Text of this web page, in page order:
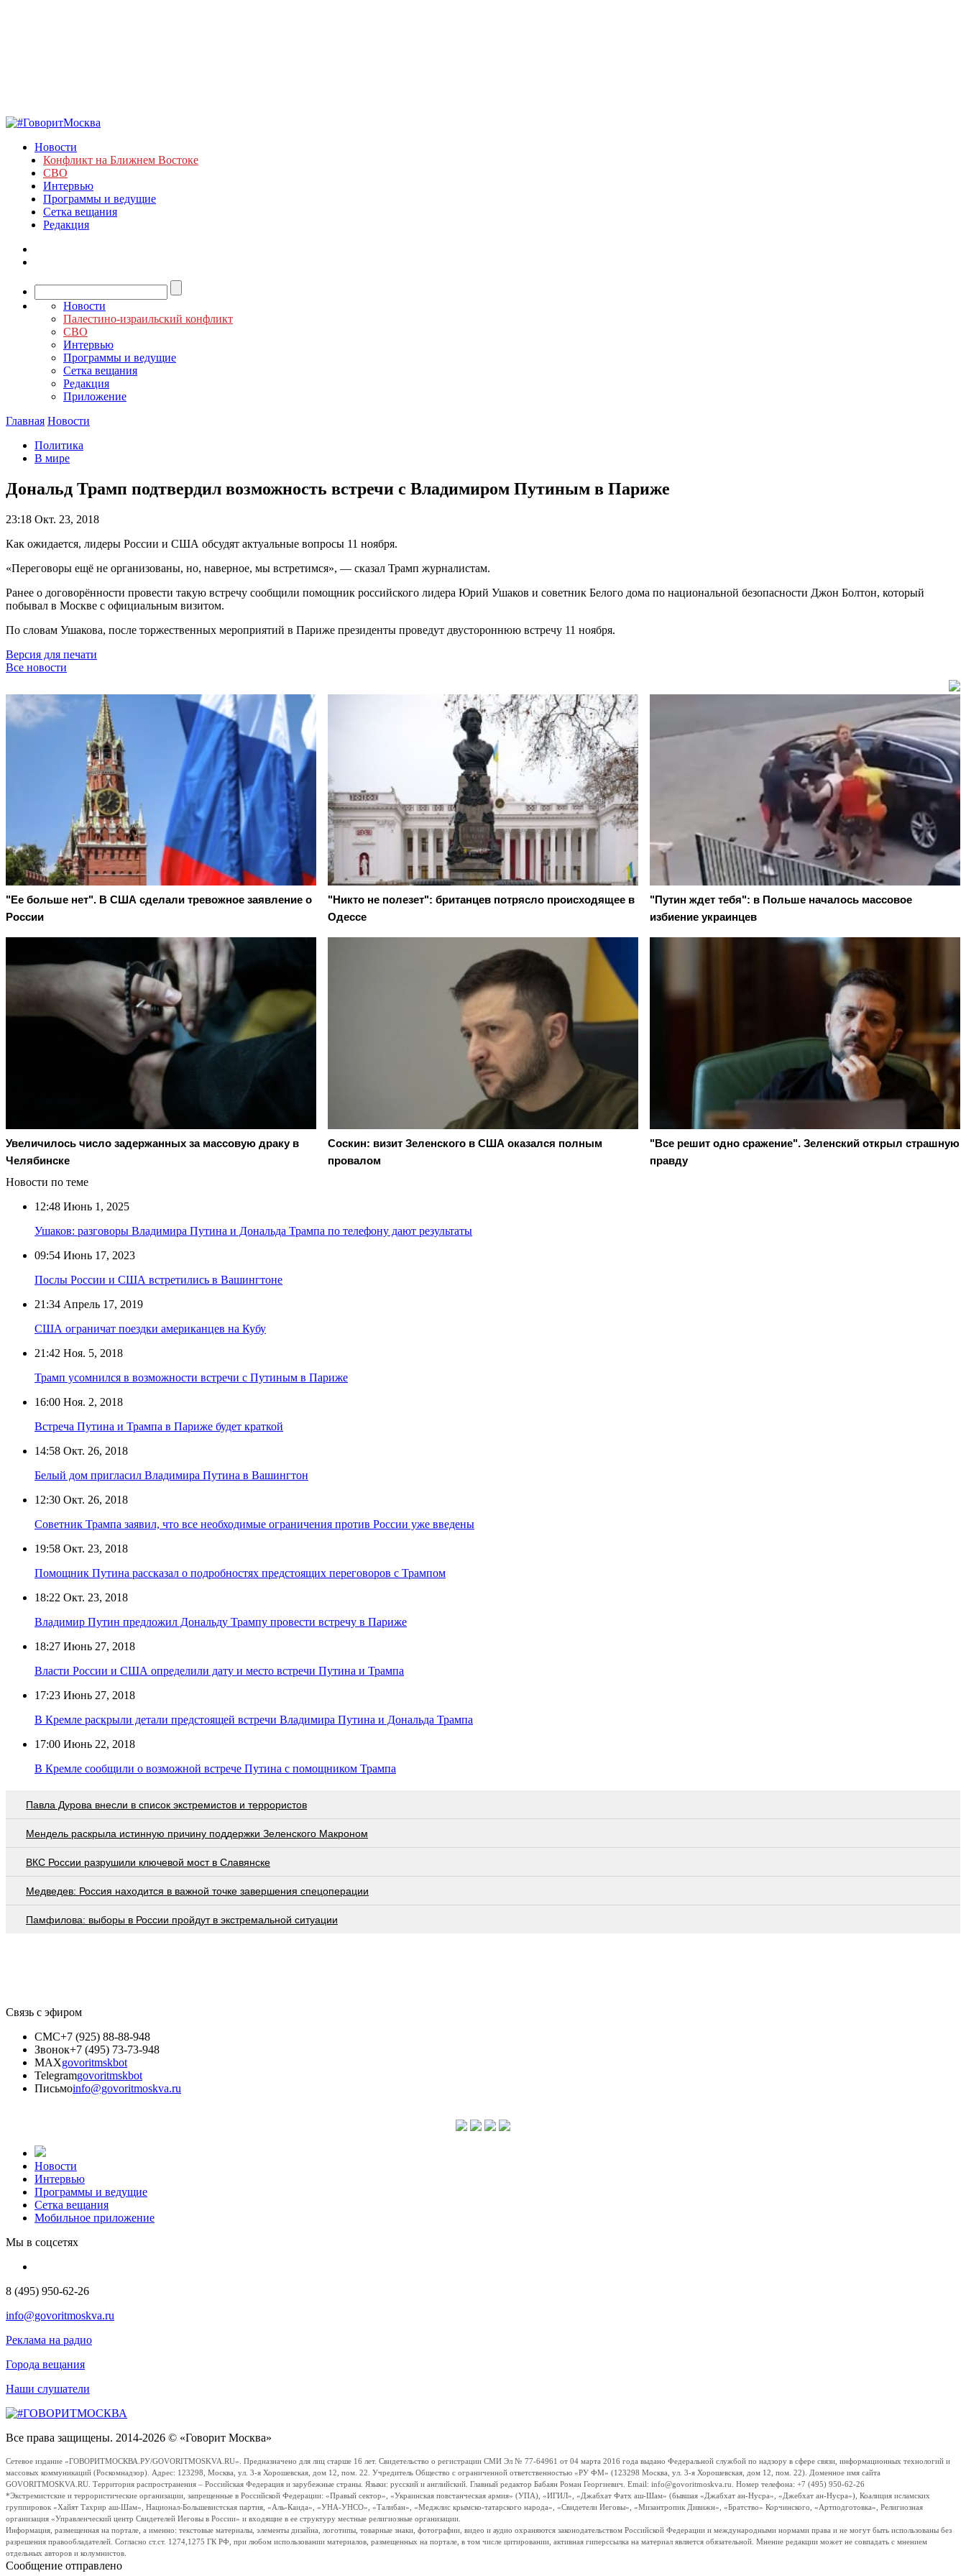
Новости
Конфликт на Ближнем Востоке
СВО
Интервью
Программы и ведущие
Сетка вещания
Редакция
Новости
Палестино-израильский конфликт
СВО
Интервью
Программы и ведущие
Сетка вещания
Редакция
Приложение
Главная Новости
Политика
В мире
Дональд Трамп подтвердил возможность встречи с Владимиром Путиным в Париже
23:18 Окт. 23, 2018
Как ожидается, лидеры России и США обсудят актуальные вопросы 11 ноября.
«Переговоры ещё не организованы, но, наверное, мы встретимся», — сказал Трамп журналистам.
Ранее о договорённости провести такую встречу сообщили помощник российского лидера Юрий Ушаков и советник Белого дома по национальной безопасности Джон Болтон, который
побывал в Москве с официальным визитом.
По словам Ушакова, после торжественных мероприятий в Париже президенты проведут двустороннюю встречу 11 ноября.
Версия для печати
Все новости
"Ее больше нет". В США сделали тревожное заявление о
России
"Никто не полезет": британцев потрясло происходящее в
Одессе
"Путин ждет тебя": в Польше началось массовое
избиение украинцев
Увеличилось число задержанных за массовую драку в
Челябинске
Соскин: визит Зеленского в США оказался полным
провалом
"Все решит одно сражение". Зеленский открыл страшную
правду
Новости по теме
12:48 Июнь 1, 2025
Ушаков: разговоры Владимира Путина и Дональда Трампа по телефону дают результаты
09:54 Июнь 17, 2023
Послы России и США встретились в Вашингтоне
21:34 Апрель 17, 2019
США ограничат поездки американцев на Кубу
21:42 Ноя. 5, 2018
Трамп усомнился в возможности встречи с Путиным в Париже
16:00 Ноя. 2, 2018
Встреча Путина и Трампа в Париже будет краткой
14:58 Окт. 26, 2018
Белый дом пригласил Владимира Путина в Вашингтон
12:30 Окт. 26, 2018
Советник Трампа заявил, что все необходимые ограничения против России уже введены
19:58 Окт. 23, 2018
Помощник Путина рассказал о подробностях предстоящих переговоров с Трампом
18:22 Окт. 23, 2018
Владимир Путин предложил Дональду Трампу провести встречу в Париже
18:27 Июнь 27, 2018
Власти России и США определили дату и место встречи Путина и Трампа
17:23 Июнь 27, 2018
В Кремле раскрыли детали предстоящей встречи Владимира Путина и Дональда Трампа
17:00 Июнь 22, 2018
В Кремле сообщили о возможной встрече Путина с помощником Трампа
Павла Дурова внесли в список экстремистов и террористов
Мендель раскрыла истинную причину поддержки Зеленского Макроном
ВКС России разрушили ключевой мост в Славянске
Медведев: Россия находится в важной точке завершения спецоперации
Памфилова: выборы в России пройдут в экстремальной ситуации
Связь с эфиром
СМС+7 (925) 88-88-948
Звонок+7 (495) 73-73-948
MAXgovoritmskbot
Telegramgovoritmskbot
Письмоinfo@govoritmoskva.ru
Новости
Интервью
Программы и ведущие
Сетка вещания
Мобильное приложение
Мы в соцсетях
8 (495) 950-62-26
info@govoritmoskva.ru
Реклама на радио
Города вещания
Наши слушатели
Все права защищены. 2014-2026 © «Говорит Москва»
Сетевое издание «ГОВОРИТМОСКВА.РУ/GOVORITMOSKVA.RU». Предназначено для лиц старше 16 лет. Свидетельство о регистрации СМИ Эл № 77-64961 от 04 марта 2016 года выдано Федеральной службой по надзору в сфере связи, информационных технологий и
массовых коммуникаций (Роскомнадзор). Адрес: 123298, Москва, ул. 3-я Хорошевская, дом 12, пом. 22. Учредитель Общество с ограниченной ответственностью «РУ ФМ» (123298 Москва, ул. 3-я Хорошевская, дом 12, пом. 22). Доменное имя сайта
GOVORITMOSKVA.RU. Территория распространения – Российская Федерация и зарубежные страны. Языки: русский и английский. Главный редактор Бабаян Роман Георгиевич. Email: info@govoritmoskva.ru. Номер телефона: +7 (495) 950-62-26
*Экстремистские и террористические организации, запрещенные в Российской Федерации: «Правый сектор», «Украинская повстанческая армия» (УПА), «ИГИЛ», «Джабхат Фатх аш-Шам» (бывшая «Джабхат ан-Нусра», «Джебхат ан-Нусра»), Коалиция исламских
группировок «Хайят Тахрир аш-Шам», Национал-Большевистская партия, «Аль-Каида», «УНА-УНСО», «Талибан», «Меджлис крымско-татарского народа», «Свидетели Иеговы», «Мизантропик Дивижн», «Братство» Корчинского, «Артподготовка», Религиозная
организация «Управленческий центр Свидетелей Иеговы в России» и входящие в ее структуру местные религиозные организации.
Информация, размещенная на портале, а именно: текстовые материалы, элементы дизайна, логотипы, товарные знаки, фотографии, видео и аудио охраняются законодательством Российской Федерации и международными нормами права и не могут быть использованы без
разрешения правообладателей. Согласно ст.ст. 1274,1275 ГК РФ, при любом использовании материалов, размещенных на портале, в том числе цитировании, активная гиперссылка на материал является обязательной. Мнение редакции может не совпадать с мнением
отдельных авторов и колумнистов.
Сообщение отправлено